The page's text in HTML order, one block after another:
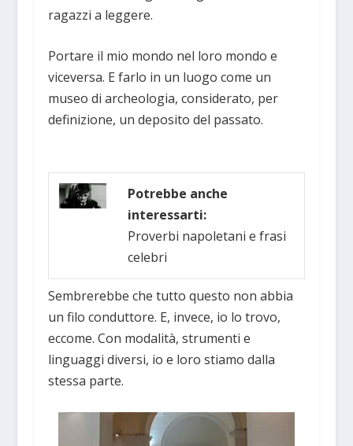
ragazzi a leggere.
Portare il mio mondo nel loro mondo e
viceversa. E farlo in un luogo come un
museo di archeologia, considerato, per
definizione, un deposito del passato.
Potrebbe anche
interessarti:
Proverbi napoletani e frasi
celebri
Sembrerebbe che tutto questo non abbia
un filo conduttore. E, invece, io lo trovo,
eccome. Con modalità, strumenti e
linguaggi diversi, io e loro stiamo dalla
stessa parte.